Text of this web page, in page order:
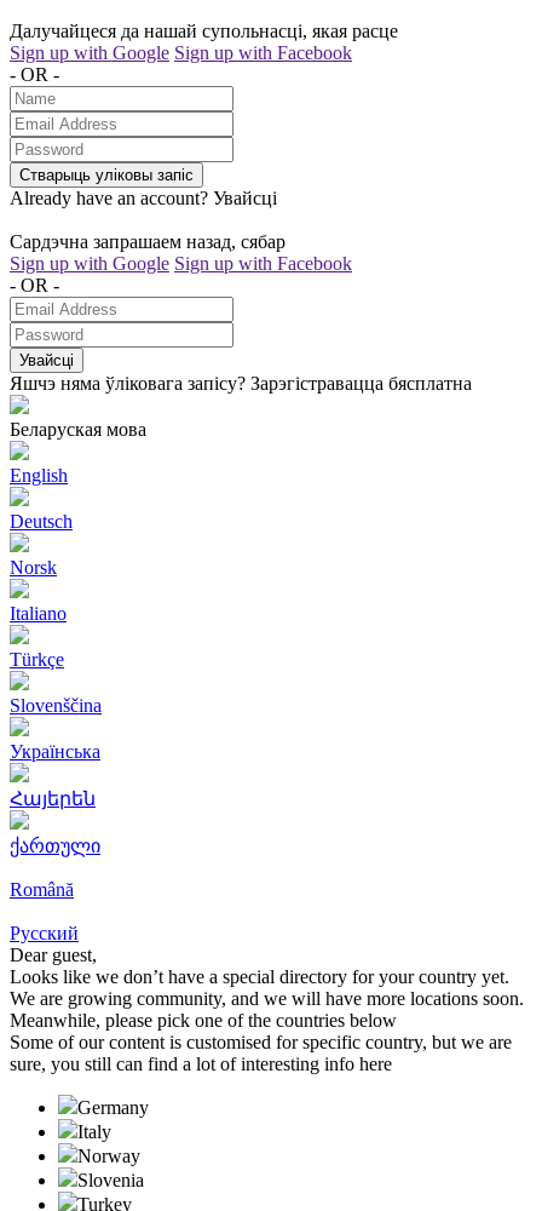
Далучайцеся да нашай супольнасці, якая расце
Sign up with Google Sign up with Facebook
- OR -
Стварыць уліковы запіс
Already have an account? Увайсці
Сардэчна запрашаем назад, сябар
Sign up with Google Sign up with Facebook
- OR -
Увайсці
Яшчэ няма ўліковага запісу? Зарэгістравацца бясплатна
Беларуская мова
English
Deutsch
Norsk
Italiano
Türkçe
Slovenščina
Українська
Հայերեն
ქართული
Română
Русский
Dear guest,
Looks like we don’t have a special directory for your country yet.
We are growing community, and we will have more locations soon.
Meanwhile, please pick one of the countries below
Some of our content is customised for specific country, but we are
sure, you still can find a lot of interesting info here
Germany
Italy
Norway
Slovenia
Turkeу